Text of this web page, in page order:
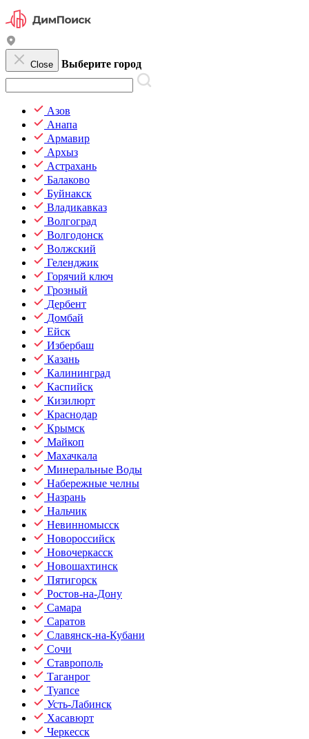
Close Выберите город
Азов
Анапа
Армавир
Архыз
Астрахань
Балаково
Буйнакск
Владикавказ
Волгоград
Волгодонск
Волжский
Геленджик
Горячий ключ
Грозный
Дербент
Домбай
Ейск
Избербаш
Казань
Калининград
Каспийск
Кизилюрт
Краснодар
Крымск
Майкоп
Махачкала
Минеральные Воды
Набережные челны
Назрань
Нальчик
Невинномысск
Новороссийск
Новочеркасск
Новошахтинск
Пятигорск
Ростов-на-Дону
Самара
Саратов
Славянск-на-Кубани
Сочи
Ставрополь
Таганрог
Туапсе
Усть-Лабинск
Хасавюрт
Черкесск